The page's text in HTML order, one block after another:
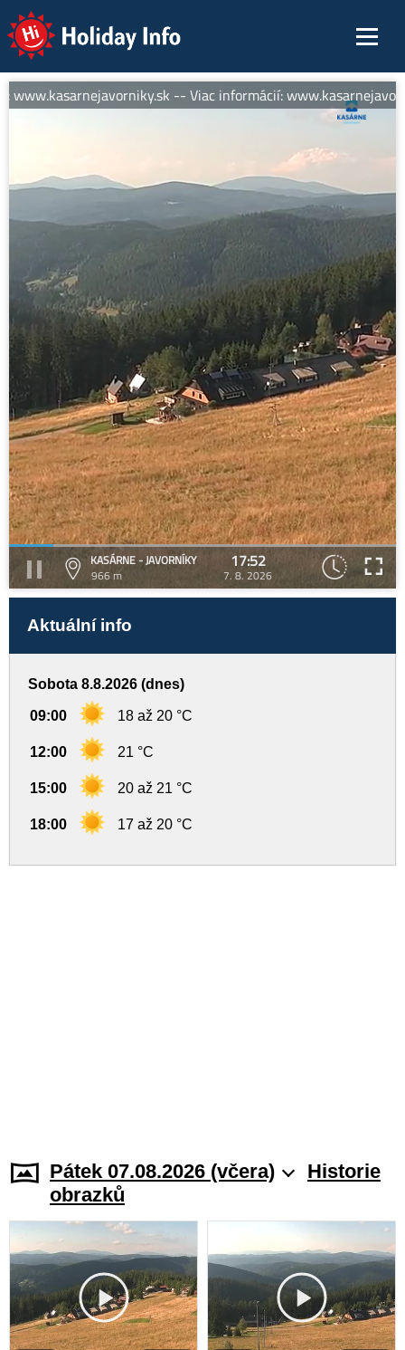
Holiday Info
-- Viac informácií:
KASÁRNE - JAVORNÍKY
966 m
17:52
7. 8. 2026
Aktuální info
Sobota 8.8.2026 (dnes)
09:00 18 až 20 °C
12:00 21 °C
15:00 20 až 21 °C
18:00 17 až 20 °C
Pátek 07.08.2026 (včera)
Historie
obrazků